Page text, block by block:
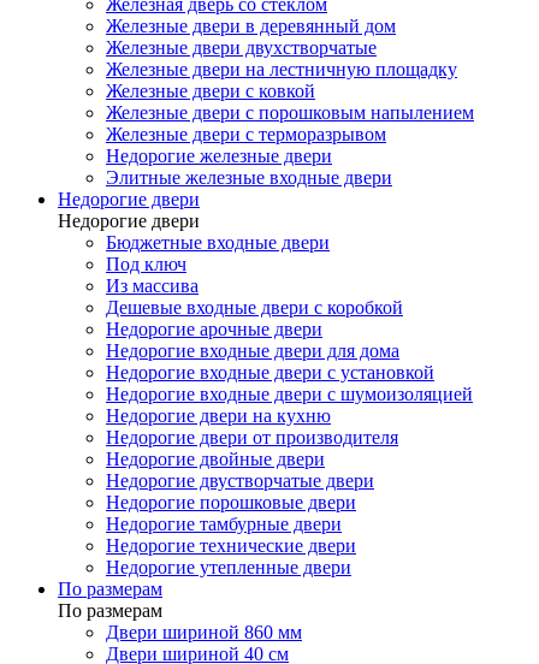
Железная дверь со стеклом
Железные двери в деревянный дом
Железные двери двухстворчатые
Железные двери на лестничную площадку
Железные двери с ковкой
Железные двери с порошковым напылением
Железные двери с терморазрывом
Недорогие железные двери
Элитные железные входные двери
Недорогие двери
Недорогие двери
Бюджетные входные двери
Под ключ
Из массива
Дешевые входные двери с коробкой
Недорогие арочные двери
Недорогие входные двери для дома
Недорогие входные двери с установкой
Недорогие входные двери с шумоизоляцией
Недорогие двери на кухню
Недорогие двери от производителя
Недорогие двойные двери
Недорогие двустворчатые двери
Недорогие порошковые двери
Недорогие тамбурные двери
Недорогие технические двери
Недорогие утепленные двери
По размерам
По размерам
Двери шириной 860 мм
Двери шириной 40 см